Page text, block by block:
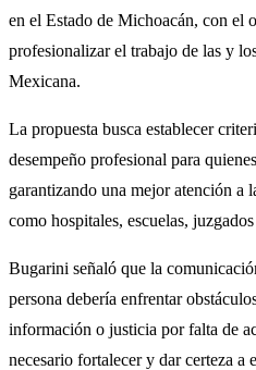
en el Estado de Michoacán, con el
profesionalizar el trabajo de las y
Mexicana.
La propuesta busca establecer
desempeño profesional para
garantizando una mejor atención a
como hospitales, escuelas,
Bugarini señaló que la
persona debería enfrentar
información o justicia por falta de
necesario fortalecer y dar certeza a